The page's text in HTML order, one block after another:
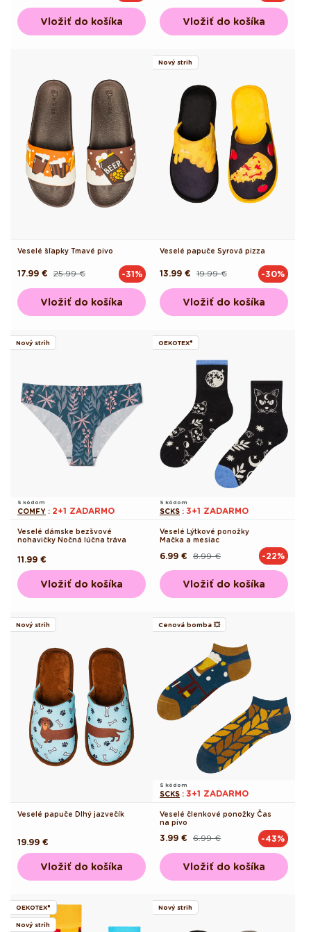
Vložiť do košíka Vložiť do košíka
Veselé šľapky Tmavé pivo
Pôvodná25.99 €
Akciová
17.99 € -31%
Vložiť do košíka
Nový strih
Veselé papuče Syrová pizza
Pôvodná19.99 €
Akciová
13.99 € -30%
Vložiť do košíka
Nový strih
S kódom
COMFY : 2+1 ZADARMO
Veselé dámske bezšvové
nohavičky Nočná lúčna tráva
Pôvodná
cena
11.99 €
Vložiť do košíka
OEKOTEX®
S kódom
SCKS : 3+1 ZADARMO
Veselé Lýtkové ponožky
Mačka a mesiac
Pôvodná8.99 €
Akciová
6.99 € -22%
Vložiť do košíka
Nový strih
Veselé papuče Dlhý jazvečík
Pôvodná
cena
19.99 €
Vložiť do košíka
Cenová bomba 💥
S kódom
SCKS : 3+1 ZADARMO
Veselé členkové ponožky Čas
na pivo
Pôvodná6.99 €
Akciová
3.99 € -43%
Vložiť do košíka
OEKOTEX®
Nový strih
Nový strih